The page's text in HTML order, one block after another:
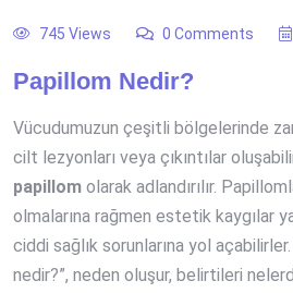
745 Views 0 Comments
Papillom Nedir?
Vücudumuzun çeşitli bölgelerinde
cilt lezyonları veya çıkıntılar
papillom olarak adlandırılır.
olmalarına rağmen estetik kaygılar
ciddi sağlık sorunlarına yol
nedir?”, neden oluşur, belirtileri